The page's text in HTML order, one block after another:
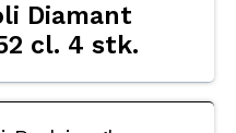
Diamant
cl. 4 stk.